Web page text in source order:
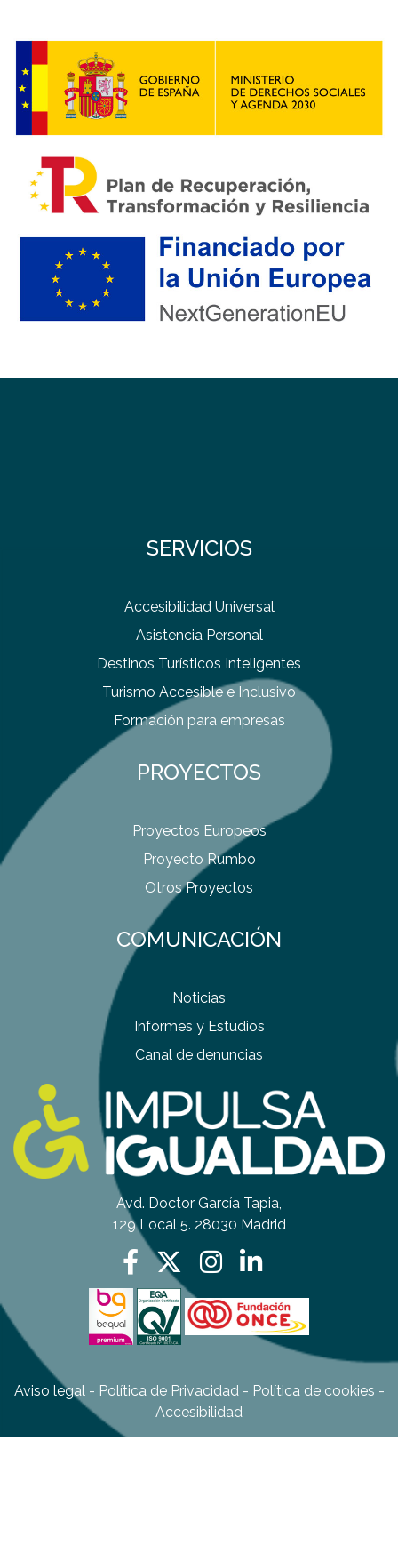
SERVICIOS
Accesibilidad Universal
Asistencia Personal
Destinos Turísticos Inteligentes
Turismo Accesible e Inclusivo
Formación para empresas
PROYECTOS
Proyectos Europeos
Proyecto Rumbo
Otros Proyectos
COMUNICACIÓN
Noticias
Informes y Estudios
Canal de denuncias
Avd. Doctor García Tapia,
129 Local 5. 28030 Madrid
Aviso legal - Política de Privacidad - Política de cookies -
Accesibilidad